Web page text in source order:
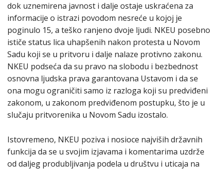
dok uznemirena javnost i dalje ostaje uskraćena za
informacije o istrazi povodom nesreće u kojoj je
poginulo 15, a teško ranjeno dvoje ljudi. NKEU posebno
ističe status lica uhapšenih nakon protesta u Novom
Sadu koji se u pritvoru i dalje nalaze protivno zakonu.
NKEU podseća da su pravo na slobodu i bezbednost
osnovna ljudska prava garantovana Ustavom i da se
ona mogu ograničiti samo iz razloga koji su predviđeni
zakonom, u zakonom predviđenom postupku, što je u
slučaju pritvorenika u Novom Sadu izostalo.
Istovremeno, NKEU poziva i nosioce najviših državnih
funkcija da se u svojim izjavama i komentarima uzdrže
od daljeg produbljivanja podela u društvu i uticaja na